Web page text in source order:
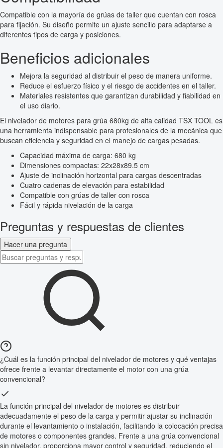
Compatible con la mayoría de grúas de taller que cuentan con rosca
para fijación. Su diseño permite un ajuste sencillo para adaptarse a
diferentes tipos de carga y posiciones.
Beneficios adicionales
Mejora la seguridad al distribuir el peso de manera uniforme.
Reduce el esfuerzo físico y el riesgo de accidentes en el taller.
Materiales resistentes que garantizan durabilidad y fiabilidad en
el uso diario.
El nivelador de motores para grúa 680kg de alta calidad TSX TOOL es
una herramienta indispensable para profesionales de la mecánica que
buscan eficiencia y seguridad en el manejo de cargas pesadas.
Capacidad máxima de carga: 680 kg
Dimensiones compactas: 22x28x89.5 cm
Ajuste de inclinación horizontal para cargas descentradas
Cuatro cadenas de elevación para estabilidad
Compatible con grúas de taller con rosca
Fácil y rápida nivelación de la carga
Preguntas y respuestas de clientes
Hacer una pregunta
¿Cuál es la función principal del nivelador de motores y qué ventajas
ofrece frente a levantar directamente el motor con una grúa
convencional?
La función principal del nivelador de motores es distribuir
adecuadamente el peso de la carga y permitir ajustar su inclinación
durante el levantamiento o instalación, facilitando la colocación precisa
de motores o componentes grandes. Frente a una grúa convencional
sin nivelador, proporciona mayor control y seguridad, reduciendo el